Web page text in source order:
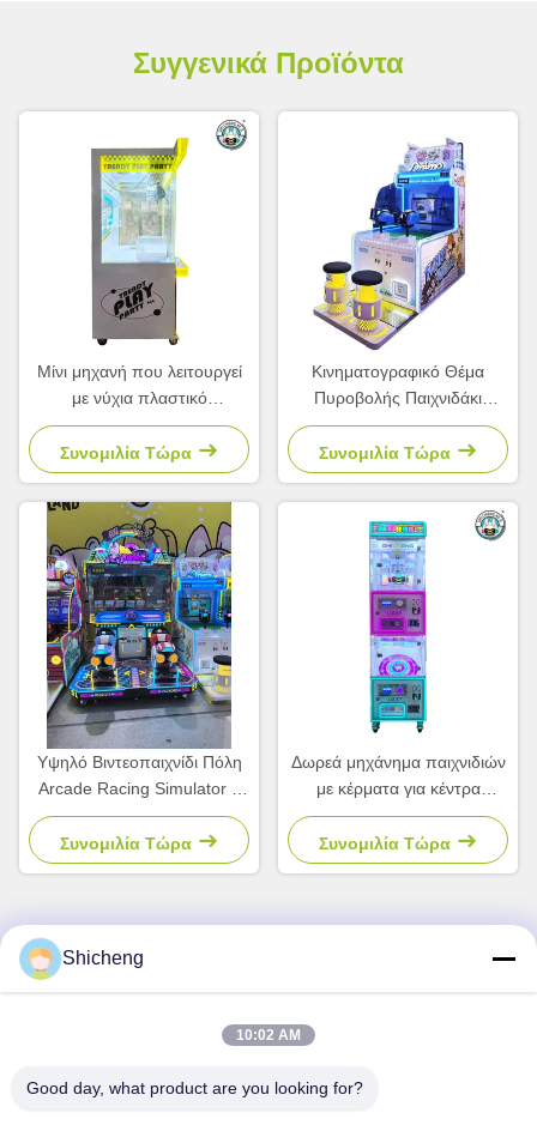
Συγγενικά Προϊόντα
Μίνι μηχανή που λειτουργεί
με νύχια πλαστικό
προσομοιωτή μηχανής
νύχτας παιδική παιδική
αίθουσα
Συνομιλία Τώρα
Κινηματογραφικό Θέμα
Πυροβολής Παιχνιδάκι
Παιχνιδάκι Παιχνιδάκι Κέρμα
Χρησιμοποιείται Για Πάρκο
Διασκέδασης Παιδιών
Συνομιλία Τώρα
Υψηλό Βιντεοπαιχνίδι Πόλη
Arcade Racing Simulator 2
Παικτών Μηχάνημα
Αυτόματης Πώλησης Για
Παιδιά
Συνομιλία Τώρα
Δωρεά μηχάνημα παιχνιδιών
με κέρματα για κέντρα
διασκέδασης με αποδοχή
χαρτονομισμάτων
Συνομιλία Τώρα
Γρήγορη επαφή
Panyu District, Guangzhou, Guangdong, Κίνα
Shicheng
10:02 AM
Good day, what product are you looking for?